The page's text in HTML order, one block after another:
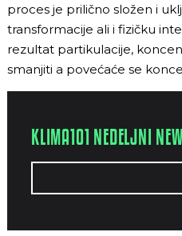
proces je prilično složen i
transformacije ali i fizičku
rezultat partikulacije,
smanjiti a povećaće se
KLIMA101 NEDELJNI